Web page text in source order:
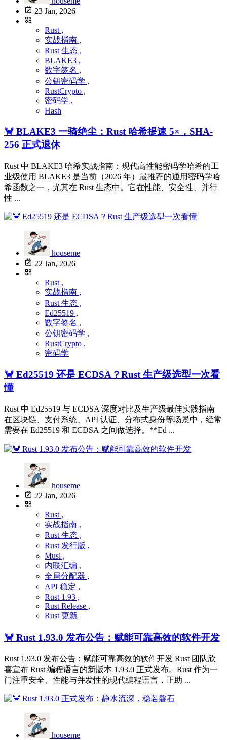
23 Jan, 2026
Rust ,
实战指南 ,
Rust 生态 ,
BLAKE3 ,
数字签名 ,
公钥密码学 ,
RustCrypto ,
密码学 ,
Hash
🦀 BLAKE3 一骑绝尘：Rust 哈希提速 5×，SHA-
256 正式退休
Rust 中 BLAKE3 哈希实战指南：现代高性能密码学哈希的工
业级使用 BLAKE3 是当前（2026 年）最推荐的通用密码学哈
希函数之一，尤其在 Rust 生态中。它在性能、安全性、并行
性 ...
houseme
22 Jan, 2026
Rust ,
实战指南 ,
Rust 生态 ,
Ed25519 ,
数字签名 ,
公钥密码学 ,
RustCrypto ,
密码学
🦀 Ed25519 还是 ECDSA？Rust 生产级选型一次看
懂
Rust 中 Ed25519 与 ECDSA 深度对比及生产级最佳实践指南
在区块链、支付系统、API 认证、分布式身份等场景中，经常
需要在 Ed25519 和 ECDSA 之间做选择。**Ed ...
houseme
22 Jan, 2026
Rust ,
实战指南 ,
Rust 生态 ,
Rust 发行版 ,
Musl ,
内联汇编 ,
全局分配器 ,
API 稳定 ,
Rust 1.93 ,
Rust Release ,
Rust 更新
🦀 Rust 1.93.0 发布公告：赋能可靠高效的软件开发
Rust 1.93.0 发布公告：赋能可靠高效的软件开发 Rust 团队欣
喜宣布 Rust 编程语言的新版本 1.93.0 正式发布。Rust 作为一
门注重安全、性能与并发性的现代编程语言，正助 ...
houseme